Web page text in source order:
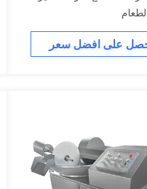
على افضل سعر